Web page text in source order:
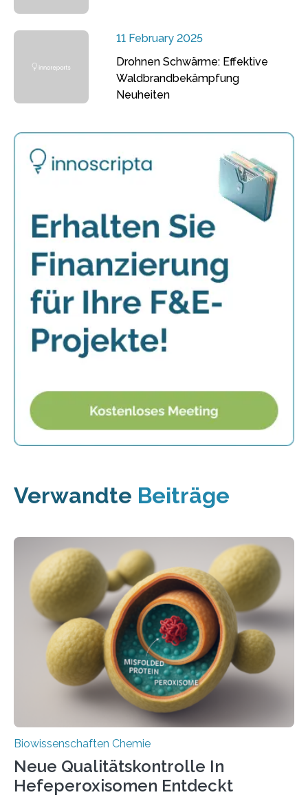
11 February 2025
Drohnen Schwärme: Effektive
Waldbrandbekämpfung
Neuheiten
Verwandte Beiträge
Biowissenschaften Chemie
Neue Qualitätskontrolle In
Hefeperoxisomen Entdeckt